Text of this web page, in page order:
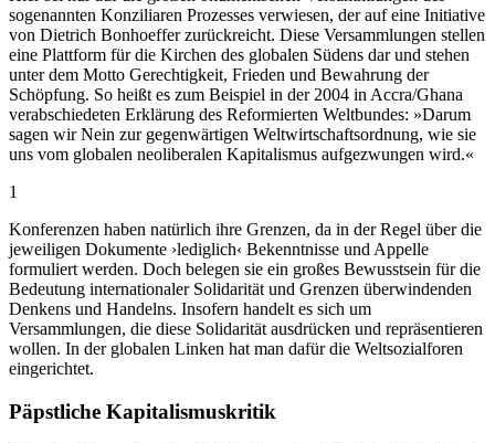
sogenannten Konziliaren Prozesses verwiesen, der auf eine Initiative
von Dietrich Bonhoeffer zurückreicht. Diese Versammlungen stellen
eine Plattform für die Kirchen des globalen Südens dar und stehen
unter dem Motto Gerechtigkeit, Frieden und Bewahrung der
Schöpfung. So heißt es zum Beispiel in der 2004 in Accra/Ghana
verabschiedeten Erklärung des Reformierten Weltbundes: »Darum
sagen wir Nein zur gegenwärtigen Weltwirtschaftsordnung, wie sie
uns vom globalen neoliberalen Kapitalismus aufgezwungen wird.«
1
Konferenzen haben natürlich ihre Grenzen, da in der Regel über die
jeweiligen Dokumente ›lediglich‹ Bekenntnisse und Appelle
formuliert werden. Doch belegen sie ein großes Bewusstsein für die
Bedeutung internationaler Solidarität und Grenzen überwindenden
Denkens und Handelns. Insofern handelt es sich um
Versammlungen, die diese Solidarität ausdrücken und repräsentieren
wollen. In der globalen Linken hat man dafür die Weltsozialforen
eingerichtet.
Päpstliche Kapitalismuskritik